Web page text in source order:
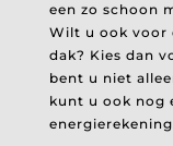
een zo schoon
Wilt u ook voor
dak? Kies dan
bent u niet
kunt u ook nog